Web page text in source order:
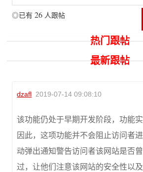
◎已有 26 人跟帖
热门跟帖
最新跟帖
dzafl 2019-07-14 09:08:10
该功能仍处于早期开发阶段，功能实
因此，这项功能并不会阻止访问者
动弹出通知警告访问者该网站是否
过，让他们注意该网站的安全性以